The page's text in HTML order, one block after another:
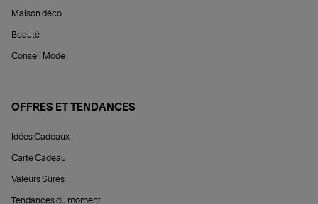
Maison déco
Beauté
Conseil Mode
OFFRES ET TENDANCES
Idées Cadeaux
Carte Cadeau
Valeurs Sûres
Tendances du moment